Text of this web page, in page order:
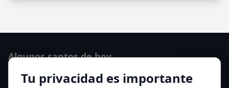
Tu privacidad es importante
Algunos santos de hoy
San Osvaldo de Maserfield